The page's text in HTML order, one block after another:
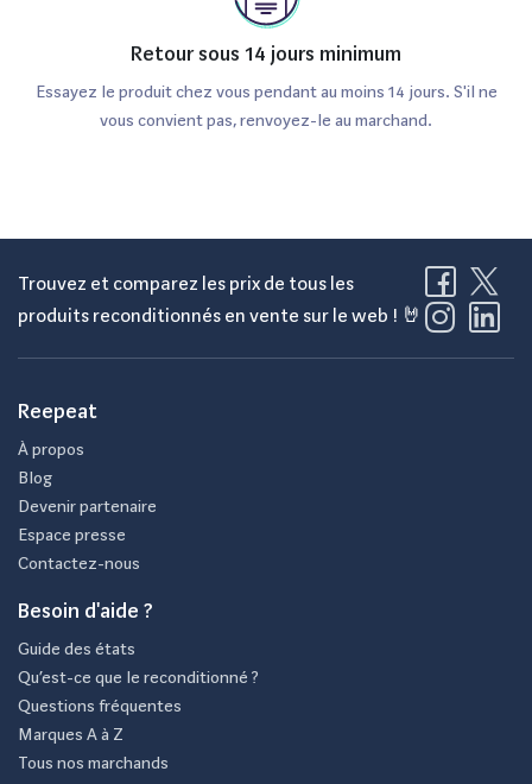
Retour sous 14 jours minimum
Essayez le produit chez vous pendant au moins 14 jours. S'il ne
vous convient pas, renvoyez-le au marchand.
Trouvez et comparez les prix de tous les
produits reconditionnés en vente sur le web ! 🤘
Reepeat
À propos
Blog
Devenir partenaire
Espace presse
Contactez-nous
Besoin d'aide ?
Guide des états
Qu’est-ce que le reconditionné ?
Questions fréquentes
Marques A à Z
Tous nos marchands